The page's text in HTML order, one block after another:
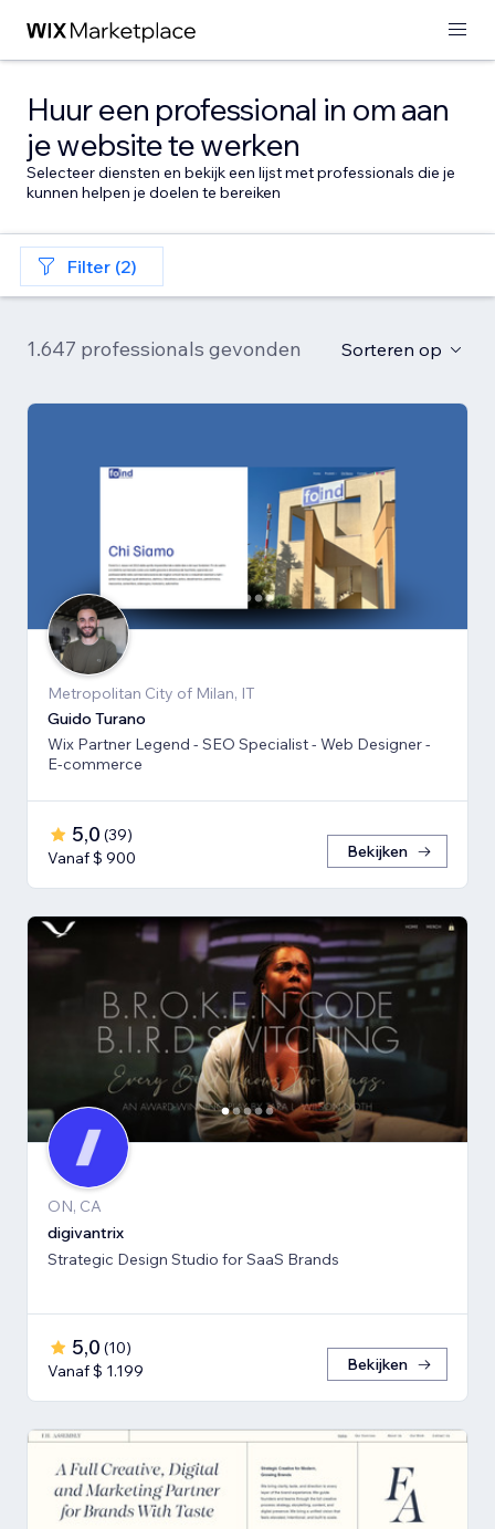
Huur een professional in om aan
je website te werken
Selecteer diensten en bekijk een lijst met professionals die je
kunnen helpen je doelen te bereiken
Filter (2)
1.647 professionals gevonden Sorteren op
Metropolitan City of Milan, IT
Guido Turano
Wix Partner Legend - SEO Specialist - Web Designer -
E-commerce
5,0 (39)
Vanaf $ 900
Bekijken
ON, CA
digivantrix
Strategic Design Studio for SaaS Brands
5,0 (10)
Vanaf $ 1.199
Bekijken